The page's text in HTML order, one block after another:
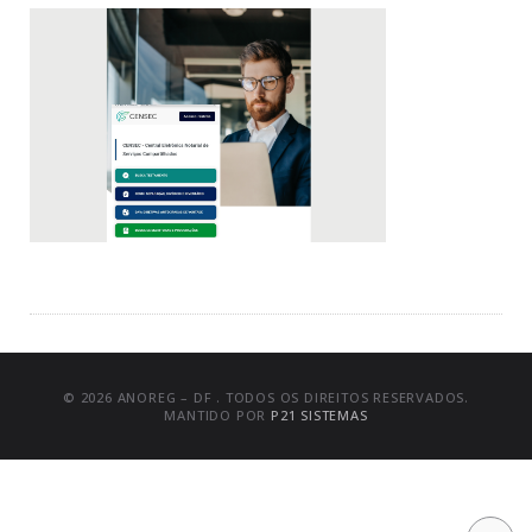
© 2026 ANOREG – DF . TODOS OS DIREITOS RESERVADOS.
MANTIDO POR P21 SISTEMAS